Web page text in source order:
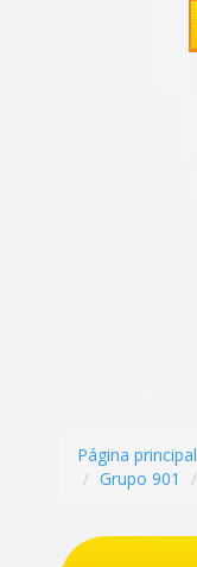
Página principal
Grupo 901